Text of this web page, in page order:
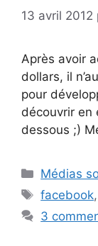
13 avril 2012
Après avoir
dollars, il
pour
découvrir en
dessous ;)
Médias
Étiquettes
facebook,
3